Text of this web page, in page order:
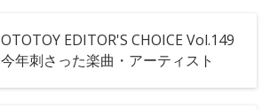
OTOTOY EDITOR'S CHOICE Vol.149
今年刺さった楽曲・アーティスト